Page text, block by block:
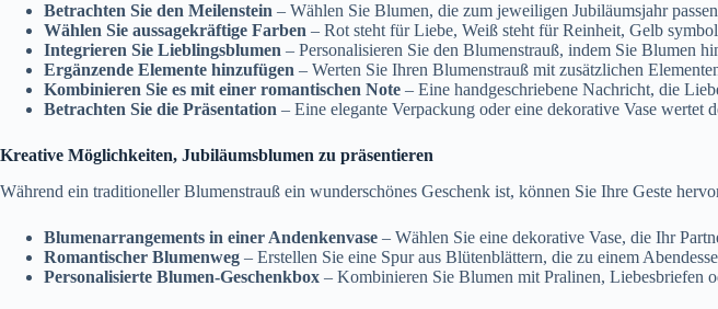
Betrachten Sie den Meilenstein – Wählen Sie Blumen, die zum jeweiligen Jubiläumsjahr
Wählen Sie aussagekräftige Farben – Rot steht für Liebe, Weiß steht für Reinheit, Gelb
Integrieren Sie Lieblingsblumen – Personalisieren Sie den Blumenstrauß, indem Sie Blumen
Ergänzende Elemente hinzufügen – Werten Sie Ihren Blumenstrauß mit zusätzlichen
Kombinieren Sie es mit einer romantischen Note – Eine handgeschriebene Nachricht, die
Betrachten Sie die Präsentation – Eine elegante Verpackung oder eine dekorative Vase wertet
Kreative Möglichkeiten, Jubiläumsblumen zu präsentieren
Während ein traditioneller Blumenstrauß ein wunderschönes Geschenk ist, können Sie Ihre Geste
Blumenarrangements in einer Andenkenvase – Wählen Sie eine dekorative Vase, die Ihr
Romantischer Blumenweg – Erstellen Sie eine Spur aus Blütenblättern, die zu einem
Personalisierte Blumen-Geschenkbox – Kombinieren Sie Blumen mit Pralinen, Liebesbriefen